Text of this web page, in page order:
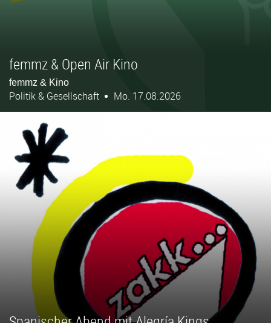
femmz & Open Air Kino
femmz & Kino
Politik & Gesellschaft Mo. 17.08.2026